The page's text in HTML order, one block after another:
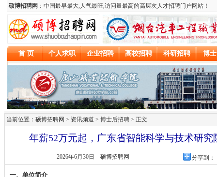
当前位置：硕博招聘网 > 资讯频道 > 博士后招聘 > 正文
年薪52万元起，广东省智能科学与技术研
2026年6月30日 硕博招聘网 分享到：
一、单位简介